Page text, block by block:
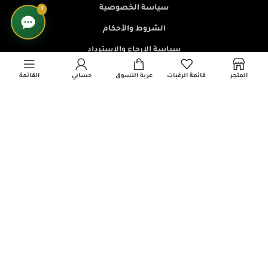
سياسة الخصوصية
الشروط والأحكام
سياسة الإرجاع والاسترداد
سياسة الشحن والتوصيل
المتجر قائمة الرغبات عربة التسوق حسابي القائمة
1